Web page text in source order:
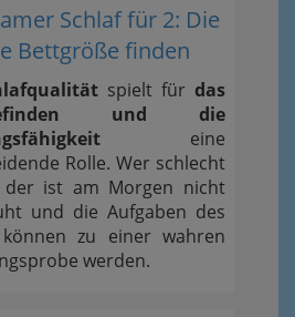
Schlaf für 2: Die
Bettgröße finden
spielt für das
und die
eine
Rolle. Wer schlecht
der ist am Morgen nicht
und die Aufgaben des
zu einer wahren
werden.